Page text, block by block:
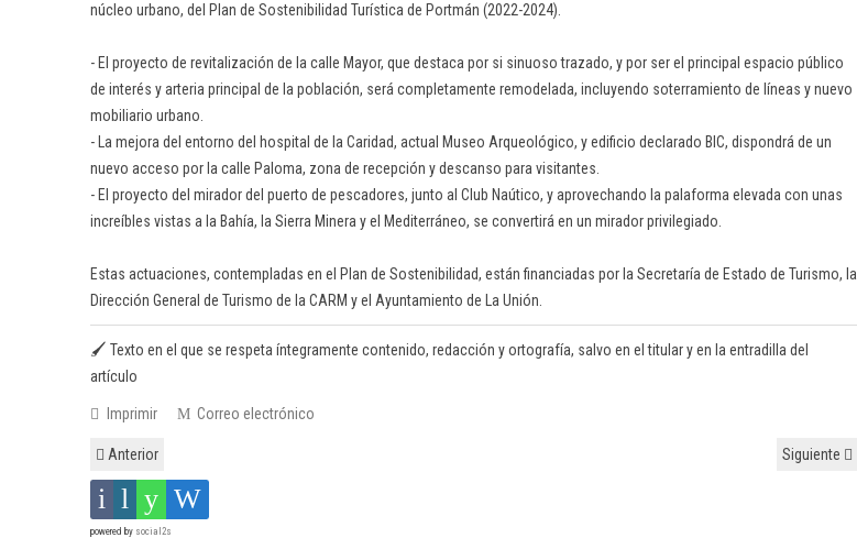
núcleo urbano, del Plan de Sostenibilidad Turística de Portmán (2022-2024).
- El proyecto de revitalización de la calle Mayor, que destaca por si sinuoso trazado, y por ser el principal espacio público
de interés y arteria principal de la población, será completamente remodelada, incluyendo soterramiento de líneas y nuevo
mobiliario urbano.
- La mejora del entorno del hospital de la Caridad, actual Museo Arqueológico, y edificio declarado BIC, dispondrá de un
nuevo acceso por la calle Paloma, zona de recepción y descanso para visitantes.
- El proyecto del mirador del puerto de pescadores, junto al Club Naútico, y aprovechando la palaforma elevada con unas
increíbles vistas a la Bahía, la Sierra Minera y el Mediterráneo, se convertirá en un mirador privilegiado.
Estas actuaciones, contempladas en el Plan de Sostenibilidad, están financiadas por la Secretaría de Estado de Turismo, la
Dirección General de Turismo de la CARM y el Ayuntamiento de La Unión.
🖌️ Texto en el que se respeta íntegramente contenido, redacción y ortografía, salvo en el titular y en la entradilla del
artículo
Imprimir Correo electrónico
Anterior Siguiente
powered by social2s